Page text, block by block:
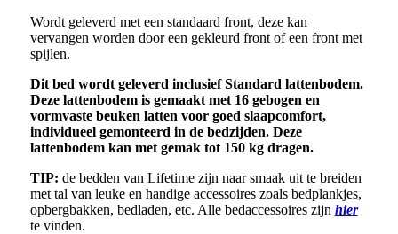
Wordt geleverd met een standaard front, deze kan
vervangen worden door een gekleurd front of een front met
spijlen.
Dit bed wordt geleverd inclusief Standard lattenbodem.
Deze lattenbodem is gemaakt met 16 gebogen en
vormvaste beuken latten voor goed slaapcomfort,
individueel gemonteerd in de bedzijden. Deze
lattenbodem kan met gemak tot 150 kg dragen.
TIP: de bedden van Lifetime zijn naar smaak uit te breiden
met tal van leuke en handige accessoires zoals bedplankjes,
opbergbakken, bedladen, etc. Alle bedaccessoires zijn hier
te vinden.